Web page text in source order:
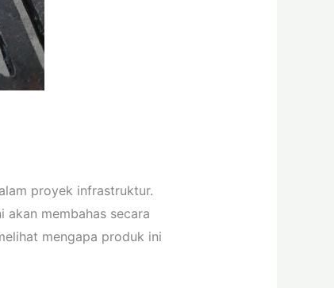
proyek infrastruktur.
akan membahas secara
mengapa produk ini